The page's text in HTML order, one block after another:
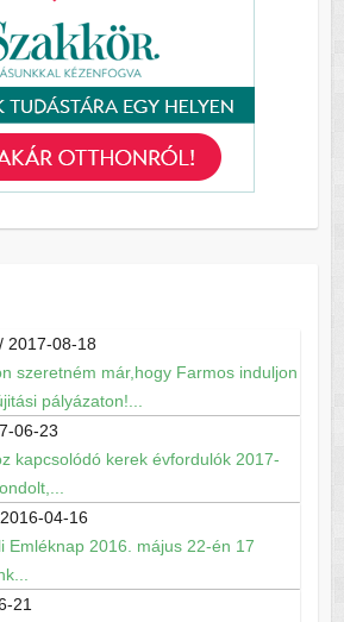
2017-08-18
szeretném már,hogy Farmos induljon
pályázaton!...
06-23
kapcsolódó kerek évfordulók 2017-
2016-04-16
Emléknap 2016. május 22-én 17
21